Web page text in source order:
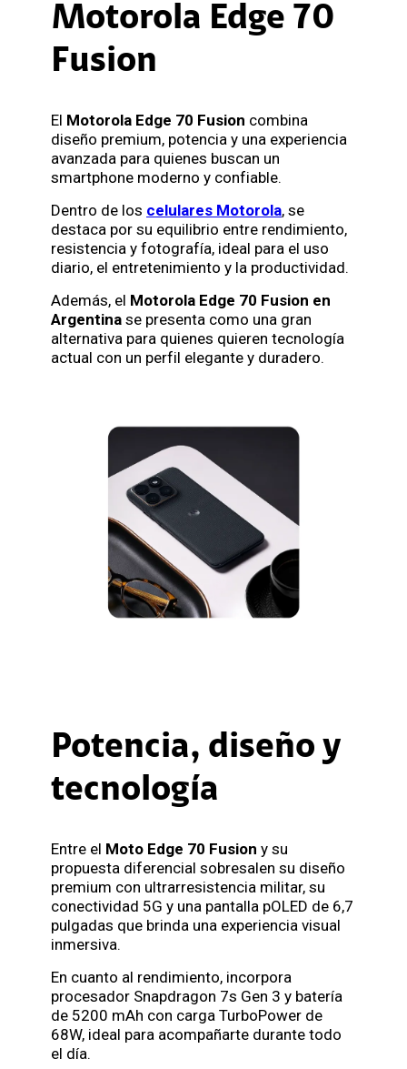
Motorola Edge 70
Fusion
El Motorola Edge 70 Fusion combina
diseño premium, potencia y una experiencia
avanzada para quienes buscan un
smartphone moderno y confiable.
Dentro de los celulares Motorola, se
destaca por su equilibrio entre rendimiento,
resistencia y fotografía, ideal para el uso
diario, el entretenimiento y la productividad.
Además, el Motorola Edge 70 Fusion en
Argentina se presenta como una gran
alternativa para quienes quieren tecnología
actual con un perfil elegante y duradero.
Potencia, diseño y
tecnología
Entre el Moto Edge 70 Fusion y su
propuesta diferencial sobresalen su diseño
premium con ultrarresistencia militar, su
conectividad 5G y una pantalla pOLED de 6,7
pulgadas que brinda una experiencia visual
inmersiva.
En cuanto al rendimiento, incorpora
procesador Snapdragon 7s Gen 3 y batería
de 5200 mAh con carga TurboPower de
68W, ideal para acompañarte durante todo
el día.